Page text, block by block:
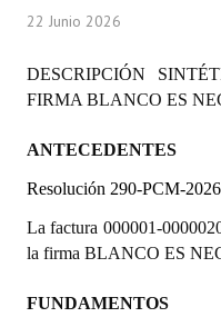
Programas
Constitución Nacional
Constitución Provincial
22 Junio 2026
DESCRIPCIÓN
FIRMA BLANCO ES
ANTECEDENTES
Resolución 290-PCM-
La factura 000001-
la firma BLANCO ES
FUNDAMENTOS